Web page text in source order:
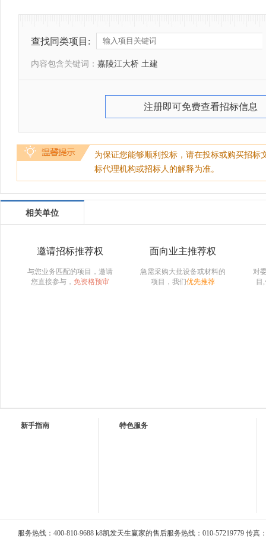
查找同类项目:
内容包含关键词： 嘉陵江大桥 土建
注册即可免费查看招标信息
为保证您能够顺利投标，请在投标或购买招
标代理机构或招标人的解释为准。
相关单位
邀请招标推荐权
与您业务匹配的项目，邀请
您直接参与， 免资格预审
面向业主推荐权
急需采购大批设备或材料的
项目，我们优先推荐
对
目
新手指南 特色服务
服务热线：400-810-9688 k8凯发天生赢家的售后服务热线：010-57219779 传真